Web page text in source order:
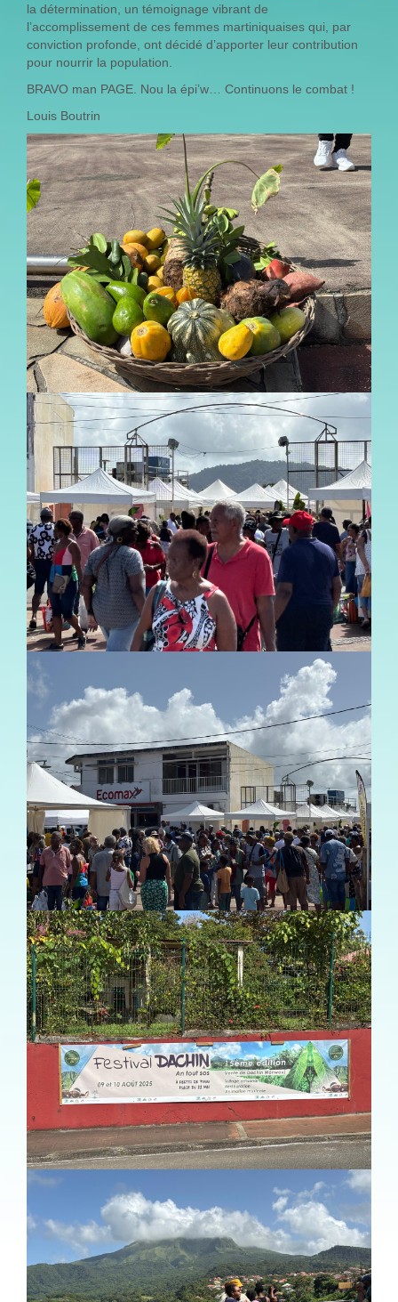
la détermination, un témoignage vibrant de
l’accomplissement de ces femmes martiniquaises qui, par
conviction profonde, ont décidé d’apporter leur contribution
pour nourrir la population.
BRAVO man PAGE. Nou la épi’w… Continuons le combat !
Louis Boutrin